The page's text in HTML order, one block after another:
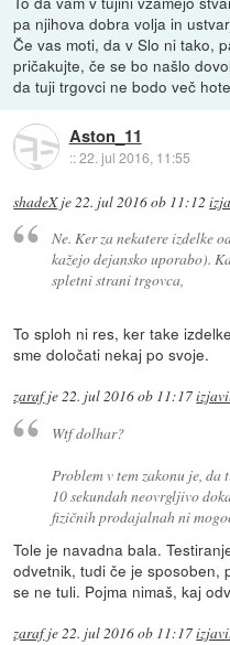
pa njihova dobra volja in
Če vas moti, da v Slo ni tako,
pričakujte, če se bo našlo
da tuji trgovci ne bodo več
Aston_11
::22. jul 2016, 11:55
shadeXje22. jul 2016 ob 11:12
Ne. Ker za nekatere izdelke
kažejo dejansko uporabo).
spletni strani trgovca,
To sploh ni res, ker take
sme določati nekaj po svoje.
zarafje22. jul 2016 ob 11:17
Wtf dolhar?
Problem v tem zakonu je, da
10 sekundah neovrgljivo
fizičnih prodajalnah ni
Tole je navadna bala.
odvetnik, tudi če je sposoben,
se ne tuli. Pojma nimaš, kaj
zarafje22. jul 2016 ob 11:17